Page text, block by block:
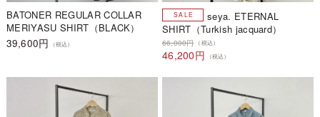
BATONER REGULAR COLLAR
MERIYASU SHIRT（BLACK）
39,600円
（税込）
seya. ETERNAL
SHIRT（Turkish jacquard）
66,000円 （税込）
46,200円 （税込）